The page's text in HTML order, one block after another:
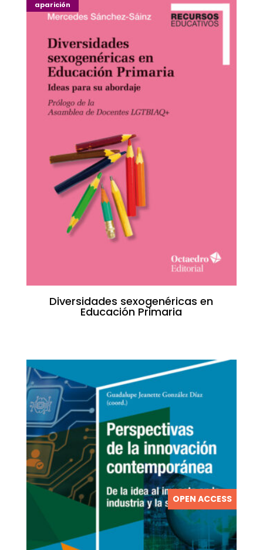
aparición
Diversidades sexogenéricas en
Educación Primaria
OPEN ACCESS